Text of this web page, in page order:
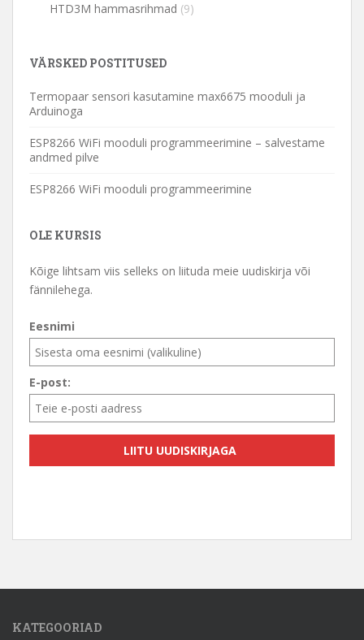
HTD3M hammasrihmad (9)
VÄRSKED POSTITUSED
Termopaar sensori kasutamine max6675 mooduli ja
Arduinoga
ESP8266 WiFi mooduli programmeerimine – salvestame
andmed pilve
ESP8266 WiFi mooduli programmeerimine
OLE KURSIS
Kõige lihtsam viis selleks on liituda meie uudiskirja või
fännilehega.
Eesnimi
E-post:
KATEGOORIAD